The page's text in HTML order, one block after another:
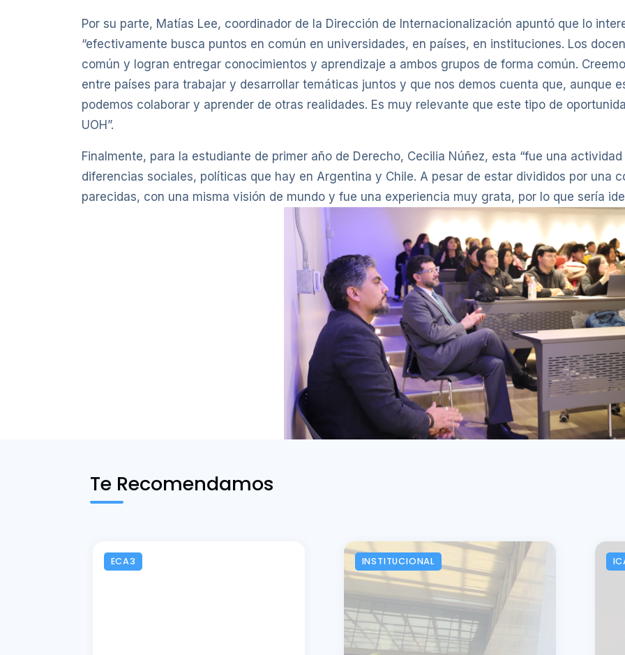
Por su parte, Matías Lee, coordinador de la Dirección de Internacionalización apuntó que lo
“efectivamente busca puntos en común en universidades, en países, en instituciones. Los
común y logran entregar conocimientos y aprendizaje a ambos grupos de forma común.
entre países para trabajar y desarrollar temáticas juntos y que nos demos cuenta que, aunque
podemos colaborar y aprender de otras realidades. Es muy relevante que este tipo de
UOH”.
Finalmente, para la estudiante de primer año de Derecho, Cecilia Núñez, esta “fue una
diferencias sociales, políticas que hay en Argentina y Chile. A pesar de estar divididos por una
parecidas, con una misma visión de mundo y fue una experiencia muy grata, por lo que sería
Te Recomendamos
ECA3 INSTITUCIONAL